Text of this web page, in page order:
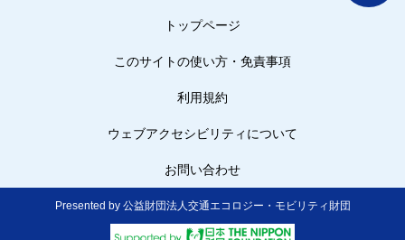
トップページ
このサイトの使い方・免責事項
利用規約
ウェブアクセシビリティについて
お問い合わせ
Presented by 公益財団法人交通エコロジー・モビリティ財団